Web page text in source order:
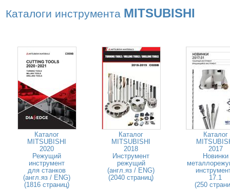
Каталоги инструмента MITSUBISHI
Каталог
MITSUBISHI
2020
Режущий
инструмент
для станков
(англ.яз / ENG)
(1816 страниц)
Каталог
MITSUBISHI
2018
Инструмент
режущий
(англ.яз / ENG)
(2040 страниц)
Каталог
2017
Новинки
17.1
(250